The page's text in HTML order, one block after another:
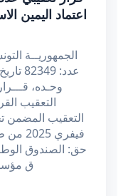
اعتماد اليمين
الجمهوريــة
وحـده،
التعقيب
حق: الصندوق
ق